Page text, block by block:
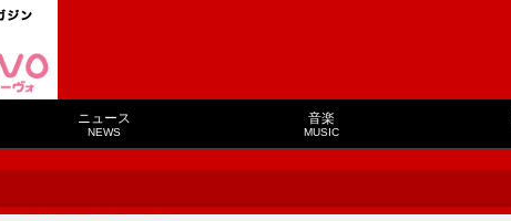
ニュース
NEWS
音楽
MUSIC